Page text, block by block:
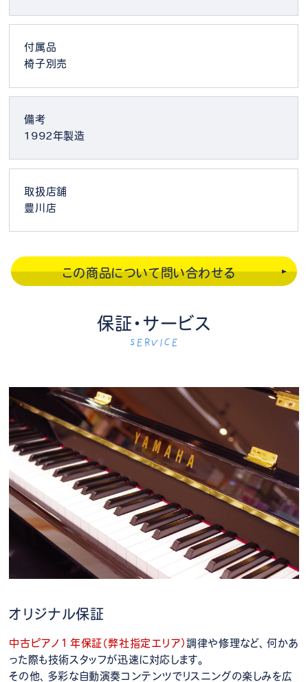
付属品
椅子別売
備考
1992年製造
取扱店舗
豊川店
この商品について問い合わせる
保証・サービス
SERVICE
オリジナル保証
中古ピアノ１年保証（弊社指定エリア）調律や修理など、何かあ
った際も技術スタッフが迅速に対応します。
その他、多彩な自動演奏コンテンツでリスニングの楽しみを広